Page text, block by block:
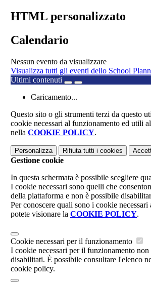
HTML personalizzato
Calendario
Nessun evento da visualizzare
Visualizza tutti gli eventi dello School
Ultimi contenuti
Caricamento...
Questo sito o gli strumenti terzi da questo
cookie necessari al funzionamento ed utili
nella COOKIE POLICY.
Personalizza Rifiuta tutti i cookies
Gestione cookie
In questa schermata è possibile scegliere
I cookie necessari sono quelli che
della piattaforma e non è possibile
Per conoscere quali sono i cookie
potete visionare la COOKIE POLICY.
Cookie necessari per il funzionamento
I cookie necessari per il funzionamento non
disabilitati. È possibile consultare l'elenco
cookie policy.